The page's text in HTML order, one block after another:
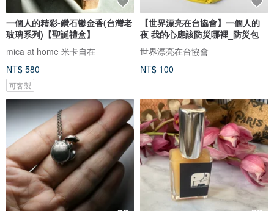
一個人的精彩-鑽石鬱金香(台灣老
玻璃系列)【聖誕禮盒】
mica at home 米卡自在
NT$ 580
可客製
【世界漂亮在台協會】一個人的
夜 我的心應該防災哪裡_防災包
世界漂亮在台協會
NT$ 100